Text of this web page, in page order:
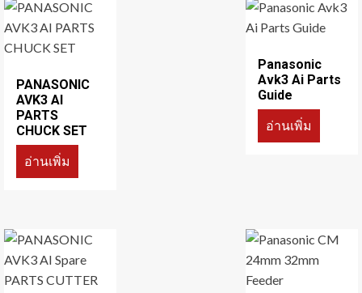
PANASONIC
AVK3 AI
PARTS
CHUCK SET
อ่านเพิ่ม
Panasonic
Avk3 Ai Parts
Guide
อ่านเพิ่ม